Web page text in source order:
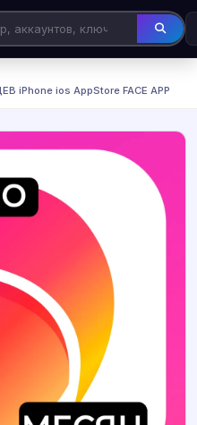
iPhone ios AppStore FACE APP